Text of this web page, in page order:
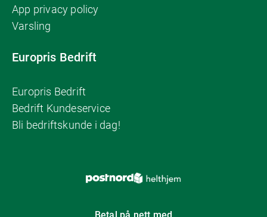
App privacy policy
Varsling
Europris Bedrift
Europris Bedrift
Bedrift Kundeservice
Bli bedriftskunde i dag!